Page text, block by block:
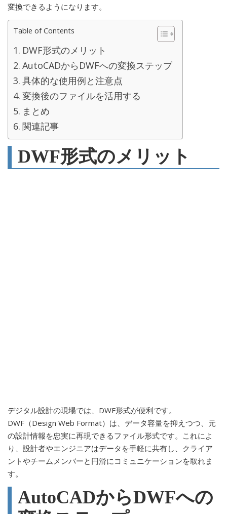
変換できるようになります。
Table of Contents
DWF形式のメリット
AutoCADからDWFへの変換ステップ
具体的な使用例と注意点
変換後のファイルを活用する
まとめ
関連記事
DWF形式のメリット
デジタル設計の現場では、DWF形式が便利です。
DWF（Design Web Format）は、データ容量を抑えつつ、元
の設計情報を忠実に再現できるファイル形式です。これによ
り、設計者やエンジニアはデータを手軽に共有し、クライア
ントやチームメンバーと円滑にコミュニケーションを取れま
す。
AutoCADからDWFへの